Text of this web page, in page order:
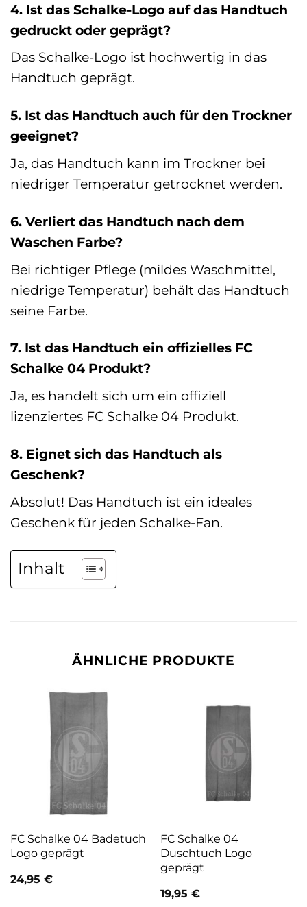
4. Ist das Schalke-Logo auf das Handtuch
gedruckt oder geprägt?
Das Schalke-Logo ist hochwertig in das
Handtuch geprägt.
5. Ist das Handtuch auch für den Trockner
geeignet?
Ja, das Handtuch kann im Trockner bei
niedriger Temperatur getrocknet werden.
6. Verliert das Handtuch nach dem
Waschen Farbe?
Bei richtiger Pflege (mildes Waschmittel,
niedrige Temperatur) behält das Handtuch
seine Farbe.
7. Ist das Handtuch ein offizielles FC
Schalke 04 Produkt?
Ja, es handelt sich um ein offiziell
lizenziertes FC Schalke 04 Produkt.
8. Eignet sich das Handtuch als
Geschenk?
Absolut! Das Handtuch ist ein ideales
Geschenk für jeden Schalke-Fan.
Inhalt
ÄHNLICHE PRODUKTE
FC Schalke 04 Badetuch
Logo geprägt
24,95 €
FC Schalke 04
Duschtuch Logo
geprägt
19,95 €